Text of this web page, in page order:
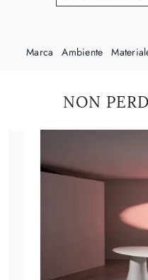
Marca Ambiente
NON